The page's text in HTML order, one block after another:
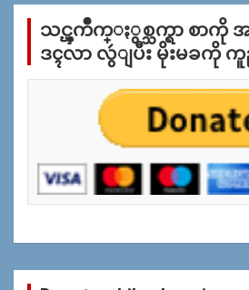
က္
န္
သင္ၾကိဳက္ႏွစ္သက္ရာ စာကို
ဒၚလာ လွဴျပီး မိုးမခကို ကူ